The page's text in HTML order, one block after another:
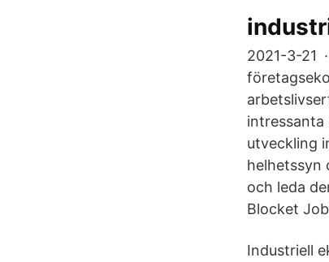
2021-3-21
utveckling
helhetssyn
och leda
Blocket
Industriell